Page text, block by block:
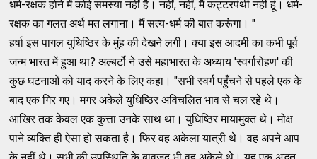
धर्म-रक्षक होने में कोई समस्या नहीं है। नहीं, नहीं, मैं कट्टरपंथी नहीं हूं। धर्म-
रक्षक का गलत अर्थ मत लगाना। मैं सत्य-धर्म की बात करूंगा। "
हर्षा इस पागल युधिष्ठिर के मुंह की देखने लगी। क्या इस आदमी का कभी पूर्व
जन्म भारत में हुआ था? अल्बर्टो ने उसे महाभारत के अध्याय 'स्वर्गारोहण' की
कुछ घटनाओं को याद करने के लिए कहा। "सभी स्वर्ग पहुँचने से पहले एक के
बाद एक गिर गए। मगर अकेले युधिष्ठिर अविचलित भाव से चल रहे थे।
आखिर तक केवल एक कुत्ता उनके साथ था। युधिष्ठिर मायामुक्त थे। मोक्ष
पाने व्यक्ति ही ऐसा हो सकता है। फिर वह अकेला यात्री थे। वह अपने आप